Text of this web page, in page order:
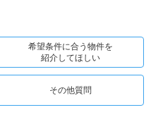
希望条件に合う物件を
紹介してほしい
その他質問